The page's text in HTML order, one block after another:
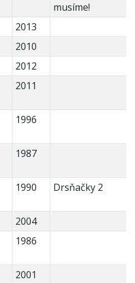
musíme!
2013
2010
2012
2011
1996
1987
1990 Drsňačky 2
2004
1986
2001